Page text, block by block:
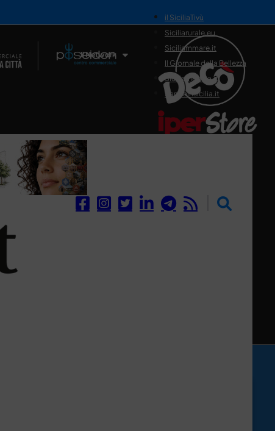
Il Network
il SiciliaTivù
Siciliarurale.eu
Siciliammare.it
Il Giornale della Bellezza
Siciliamedica.it
Sanitainsicilia.it